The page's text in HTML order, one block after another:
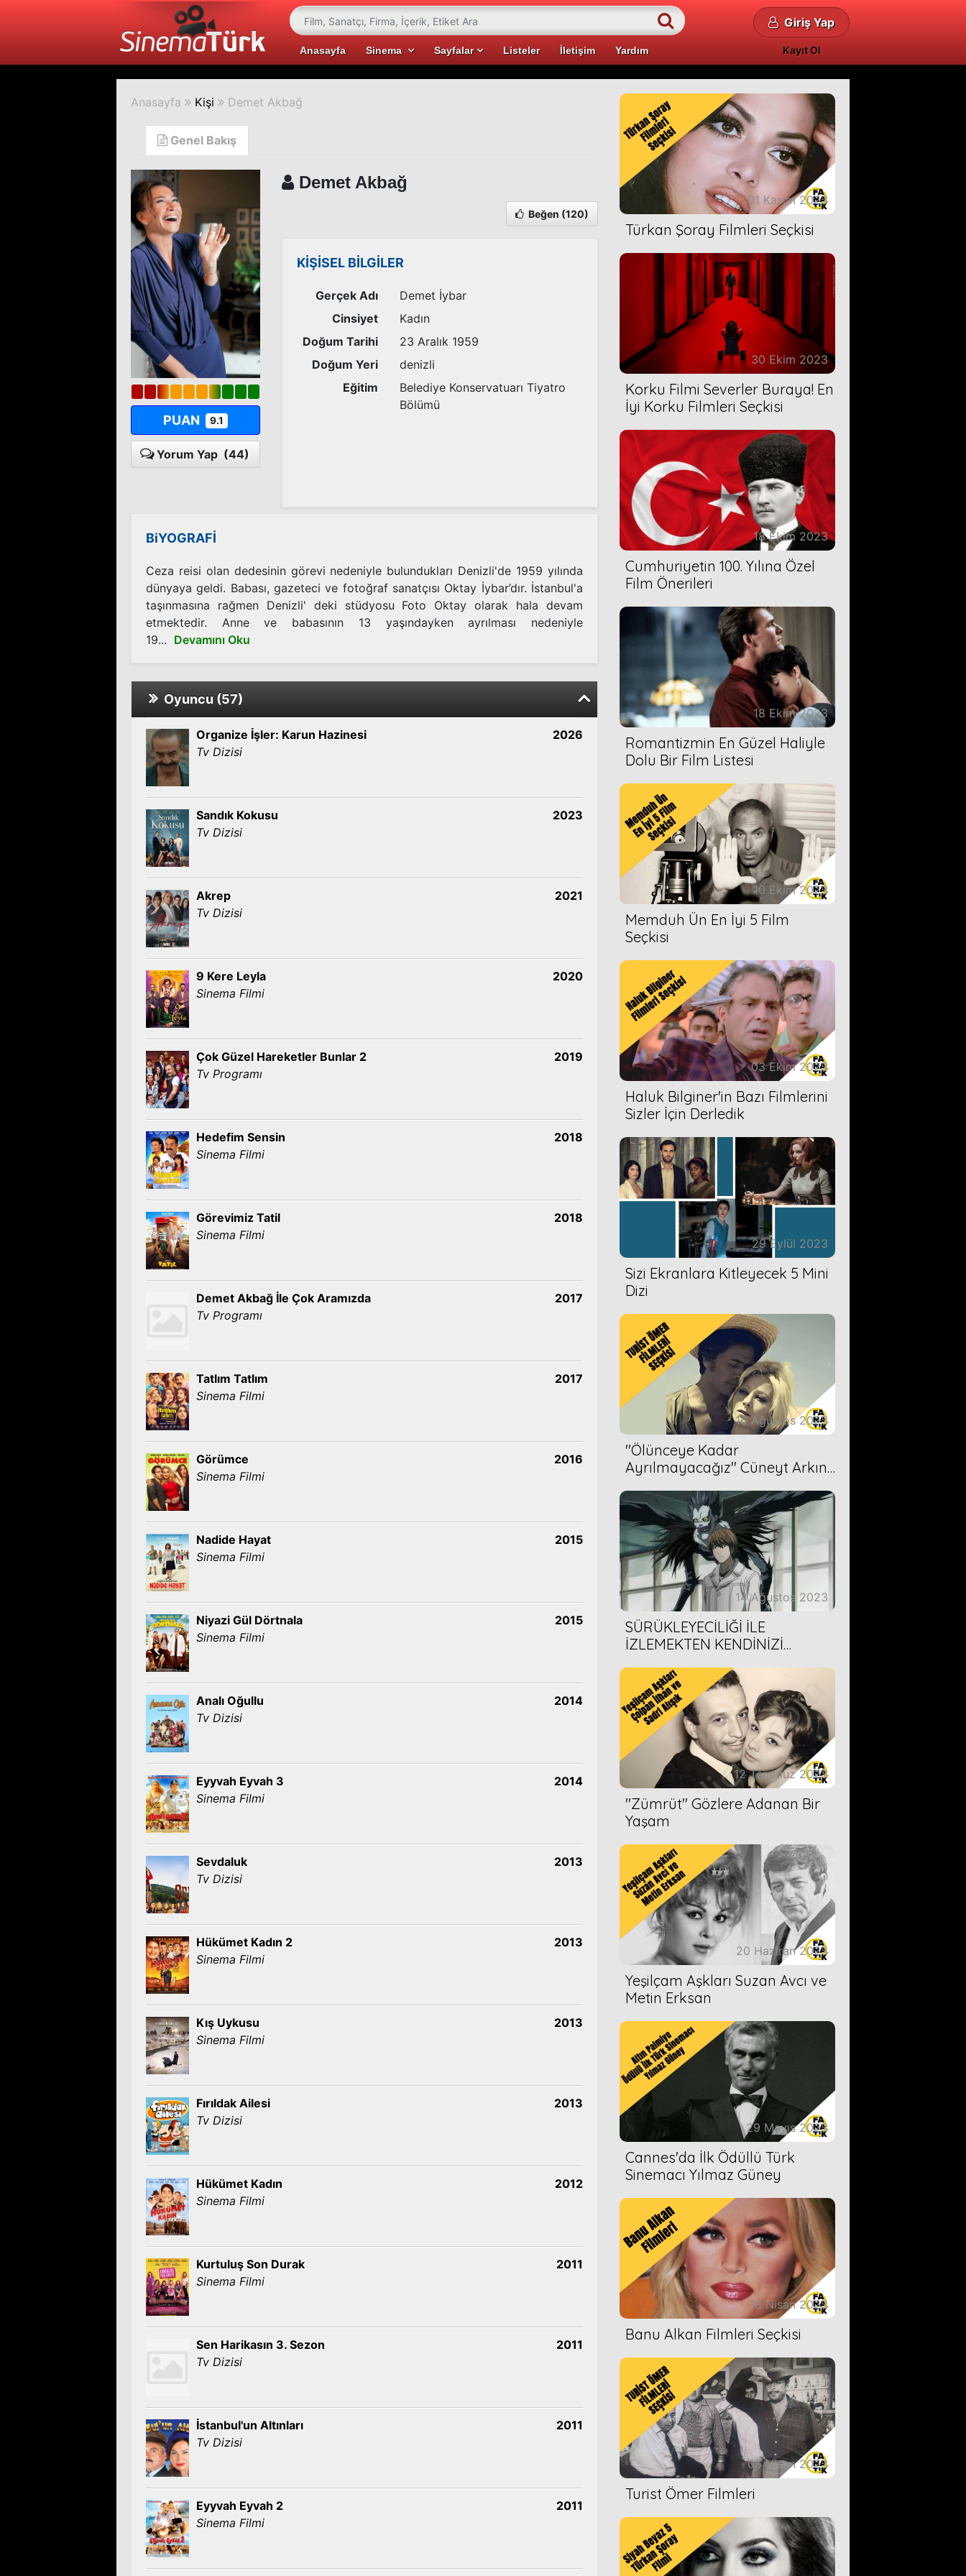
Anasayfa Sinema Sayfalar Listeler İletişim Yardım
Giriş Yap
Kayıt Ol
Anasayfa Kişi Demet Akbağ
Genel Bakış
PUAN 9.1
Yorum Yap (44)
Demet Akbağ
Beğen (120)
KİŞİSEL BİLGİLER
Gerçek Adı
Demet İybar
Cinsiyet
Kadın
Doğum Tarihi
23 Aralık 1959
Doğum Yeri
denizli
Eğitim
Belediye Konservatuarı Tiyatro
Bölümü
BiYOGRAFİ
Ceza reisi olan dedesinin görevi nedeniyle bulundukları Denizli'de 1959 yılında
dünyaya geldi. Babası, gazeteci ve fotoğraf sanatçısı Oktay İybar’dır. İstanbul'a
taşınmasına rağmen Denizli' deki stüdyosu Foto Oktay olarak hala devam
etmektedir. Anne ve babasının 13 yaşındayken ayrılması nedeniyle
19... Devamını Oku
Oyuncu (57)
Organize İşler: Karun Hazinesi
Tv Dizisi
2026
Sandık Kokusu
Tv Dizisi
2023
Akrep
Tv Dizisi
2021
9 Kere Leyla
Sinema Filmi
2020
Çok Güzel Hareketler Bunlar 2
Tv Programı
2019
Hedefim Sensin
Sinema Filmi
2018
Görevimiz Tatil
Sinema Filmi
2018
Demet Akbağ İle Çok Aramızda
Tv Programı
2017
Tatlım Tatlım
Sinema Filmi
2017
Görümce
Sinema Filmi
2016
Nadide Hayat
Sinema Filmi
2015
Niyazi Gül Dörtnala
Sinema Filmi
2015
Analı Oğullu
Tv Dizisi
2014
Eyyvah Eyvah 3
Sinema Filmi
2014
Sevdaluk
Tv Dizisi
2013
Hükümet Kadın 2
Sinema Filmi
2013
Kış Uykusu
Sinema Filmi
2013
Fırıldak Ailesi
Tv Dizisi
2013
Hükümet Kadın
Sinema Filmi
2012
Kurtuluş Son Durak
Sinema Filmi
2011
Sen Harikasın 3. Sezon
Tv Dizisi
2011
İstanbul'un Altınları
Tv Dizisi
2011
Eyyvah Eyvah 2
Sinema Filmi
2011
01 Kasım 2023
Türkan Şoray Filmleri Seçkisi
30 Ekim 2023
Korku Filmi Severler Buraya! En
İyi Korku Filmleri Seçkisi
18 Ekim 2023
Cumhuriyetin 100. Yılına Özel
Film Önerileri
18 Ekim 2023
Romantizmin En Güzel Haliyle
Dolu Bir Film Listesi
10 Ekim 2023
Memduh Ün En İyi 5 Film
Seçkisi
03 Ekim 2023
Haluk Bilginer'in Bazı Filmlerini
Sizler İçin Derledik
29 Eylül 2023
Sizi Ekranlara Kitleyecek 5 Mini
Dizi
16 Ağustos 2023
''Ölünceye Kadar
Ayrılmayacağız'' Cüneyt Arkın-
14 Ağustos 2023
SÜRÜKLEYECİLİĞİ İLE
İZLEMEKTEN KENDİNİZİ
ÖNERİMİZ
12 Temmuz 2023
''Zümrüt'' Gözlere Adanan Bir
Yaşam
20 Haziran 2023
Yeşilçam Aşkları Suzan Avcı ve
Metin Erksan
29 Mayıs 2023
Cannes'da İlk Ödüllü Türk
Sinemacı Yılmaz Güney
18 Nisan 2023
Banu Alkan Filmleri Seçkisi
05 Nisan 2023
Turist Ömer Filmleri